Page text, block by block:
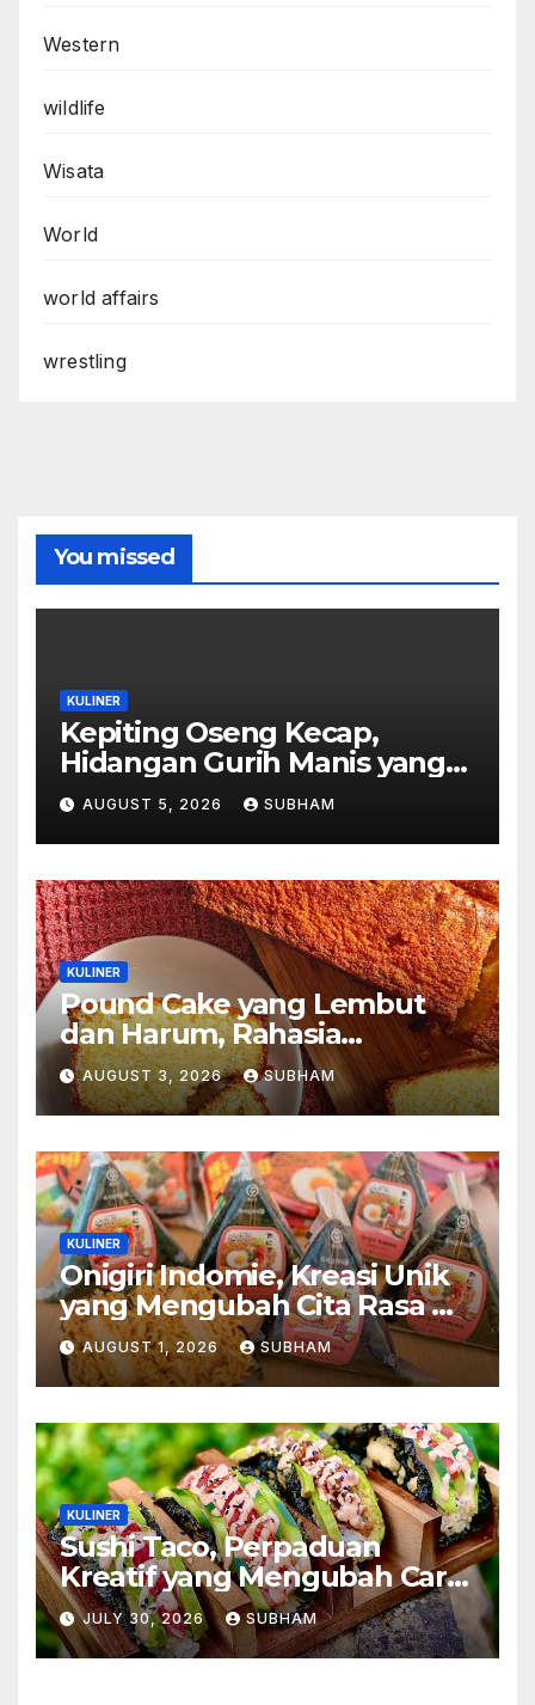
Western
wildlife
Wisata
World
world affairs
wrestling
You missed
KULINER
Kepiting Oseng Kecap,
Hidangan Gurih Manis yang
Selalu Menggugah Selera di
Setiap Suapan
AUGUST 5, 2026 SUBHAM
KULINER
Pound Cake yang Lembut
dan Harum, Rahasia
Kelezatan Kue Klasik yang
Tak Pernah Kehilangan
Pesona
AUGUST 3, 2026 SUBHAM
KULINER
Onigiri Indomie, Kreasi Unik
yang Mengubah Cita Rasa Mi
Favorit Menjadi Sajian
Kekinian
AUGUST 1, 2026 SUBHAM
KULINER
Sushi Taco, Perpaduan
Kreatif yang Mengubah Cara
Menikmati Hidangan Favorit
JULY 30, 2026 SUBHAM